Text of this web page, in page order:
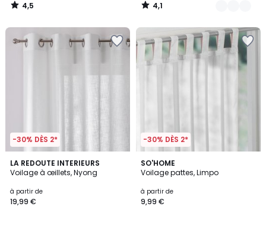
4,5
/
4,1
/
-30% DÈS 2*
LA REDOUTE INTERIEURS
Voilage à œillets, Nyong
à partir de
19,99 €
4,6
/ 5
5
Couleurs
-30% DÈS 2*
SO'HOME
Voilage pattes, Limpo
à partir de
9,99 €
4,4
/ 5
2
Couleurs